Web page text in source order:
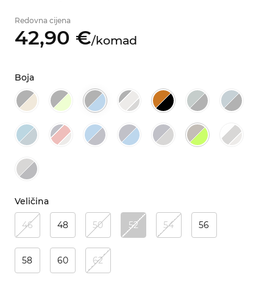
Redovna cijena
42,90 €/komad
Boja
Veličina
46 48 50 52 54 56
58 60 62